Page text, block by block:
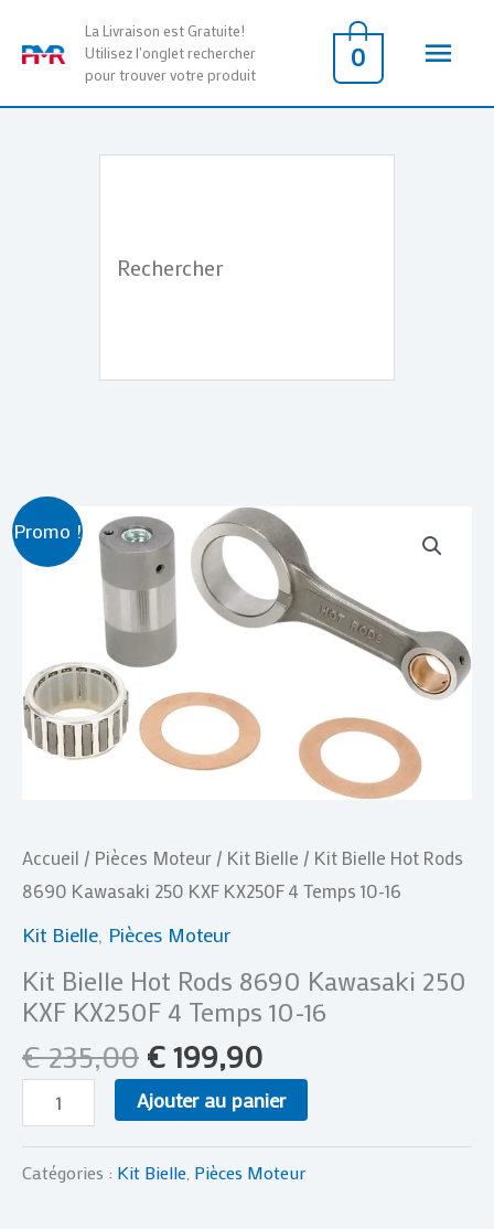
La Livraison est Gratuite!
Utilisez l'onglet rechercher
pour trouver votre produit
0
Promo !
Accueil / Pièces Moteur / Kit Bielle / Kit Bielle Hot Rods
8690 Kawasaki 250 KXF KX250F 4 Temps 10-16
Kit Bielle, Pièces Moteur
Kit Bielle Hot Rods 8690 Kawasaki 250
KXF KX250F 4 Temps 10-16
€235,00
Le
prix
initial
était :
€ 235,00.
€199,90
Le
prix
actuel
est :
€ 199,90.
quantité
de
Rods
8690
Kawasaki
KX250F
4
16
Ajouter au panier
Catégories : Kit Bielle, Pièces Moteur